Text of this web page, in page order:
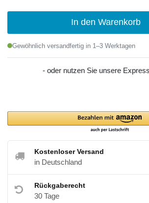
In den Warenkorb
Gewöhnlich versandfertig in 1–3 Werktagen
- oder nutzen Sie unsere
Kostenloser Versand
in Deutschland
Rückgaberecht
30 Tage